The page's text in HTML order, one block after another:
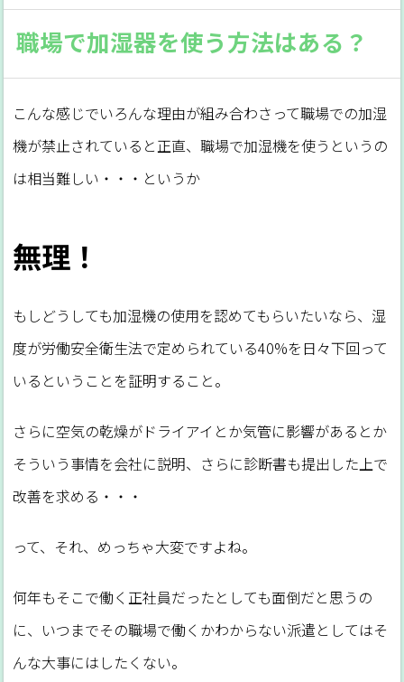
職場で加湿器を使う方法はある？
こんな感じでいろんな理由が組み合わさって職場での加湿
機が禁止されていると正直、職場で加湿機を使うというの
は相当難しい・・・というか
無理！
もしどうしても加湿機の使用を認めてもらいたいなら、湿
度が労働安全衛生法で定められている40%を日々下回って
いるということを証明すること。
さらに空気の乾燥がドライアイとか気管に影響があるとか
そういう事情を会社に説明、さらに診断書も提出した上で
改善を求める・・・
って、それ、めっちゃ大変ですよね。
何年もそこで働く正社員だったとしても面倒だと思うの
に、いつまでその職場で働くかわからない派遣としてはそ
んな大事にはしたくない。